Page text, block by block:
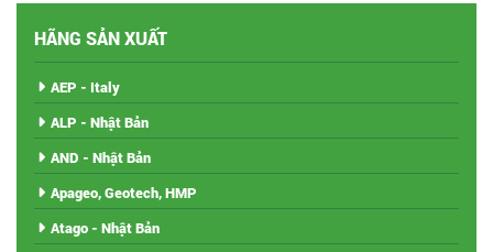
HÃNG SẢN XUẤT
AEP - Italy
ALP - Nhật Bản
AND - Nhật Bản
Apageo, Geotech, HMP
Atago - Nhật Bản